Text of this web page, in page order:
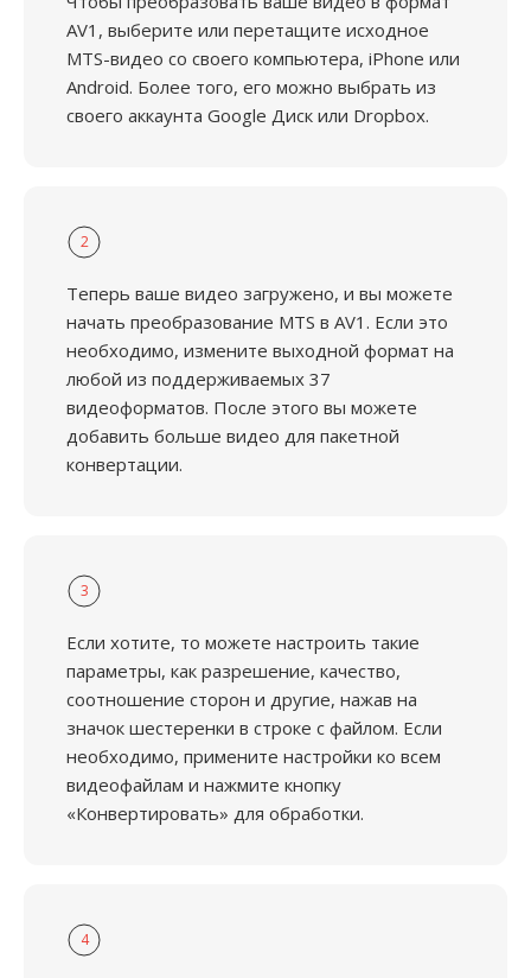
AV1, выберите или перетащите исходное
MTS-видео со своего компьютера, iPhone или
Android. Более того, его можно выбрать из
своего аккаунта Google Диск или Dropbox.
2
Теперь ваше видео загружено, и вы можете
начать преобразование MTS в AV1. Если это
необходимо, измените выходной формат на
любой из поддерживаемых 37
видеоформатов. После этого вы можете
добавить больше видео для пакетной
конвертации.
3
Если хотите, то можете настроить такие
параметры, как разрешение, качество,
соотношение сторон и другие, нажав на
значок шестеренки в строке с файлом. Если
необходимо, примените настройки ко всем
видеофайлам и нажмите кнопку
«Конвертировать» для обработки.
4